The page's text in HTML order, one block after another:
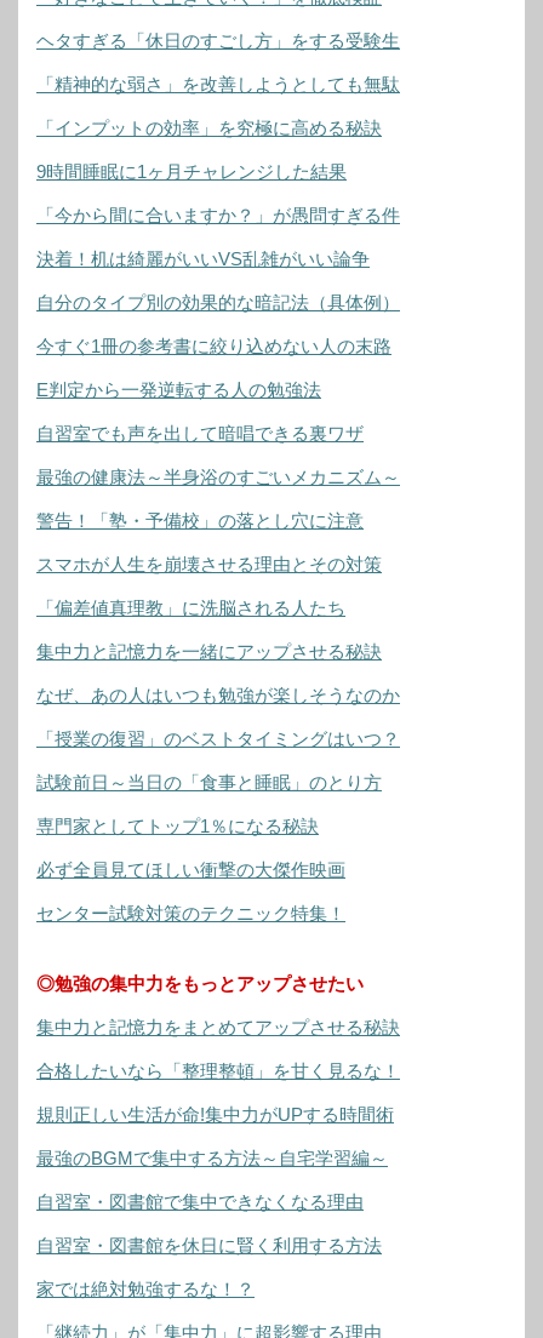
ヘタすぎる「休日のすごし方」をする受験生
「精神的な弱さ」を改善しようとしても無駄
「インプットの効率」を究極に高める秘訣
9時間睡眠に1ヶ月チャレンジした結果
「今から間に合いますか？」が愚問すぎる件
決着！机は綺麗がいいVS乱雑がいい論争
自分のタイプ別の効果的な暗記法（具体例）
今すぐ1冊の参考書に絞り込めない人の末路
E判定から一発逆転する人の勉強法
自習室でも声を出して暗唱できる裏ワザ
最強の健康法～半身浴のすごいメカニズム～
警告！「塾・予備校」の落とし穴に注意
スマホが人生を崩壊させる理由とその対策
「偏差値真理教」に洗脳される人たち
集中力と記憶力を一緒にアップさせる秘訣
なぜ、あの人はいつも勉強が楽しそうなのか
「授業の復習」のベストタイミングはいつ？
試験前日～当日の「食事と睡眠」のとり方
専門家としてトップ1％になる秘訣
必ず全員見てほしい衝撃の大傑作映画
センター試験対策のテクニック特集！
◎勉強の集中力をもっとアップさせたい
集中力と記憶力をまとめてアップさせる秘訣
合格したいなら「整理整頓」を甘く見るな！
規則正しい生活が命!集中力がUPする時間術
最強のBGMで集中する方法～自宅学習編～
自習室・図書館で集中できなくなる理由
自習室・図書館を休日に賢く利用する方法
家では絶対勉強するな！？
「継続力」が「集中力」に超影響する理由